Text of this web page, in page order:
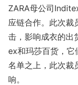
ZARA母公司
应链合作。此次裁
击，影响成衣的出
ex和玛莎百货，它
名单之上，此次裁
响。